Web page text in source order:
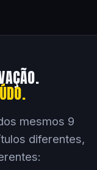
mesmos 9
diferentes,